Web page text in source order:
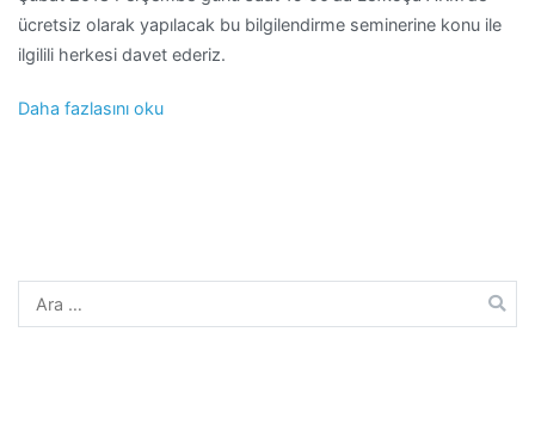
ücretsiz olarak yapılacak bu bilgilendirme seminerine konu ile
ilgilili herkesi davet ederiz.
Daha fazlasını oku
Arama: